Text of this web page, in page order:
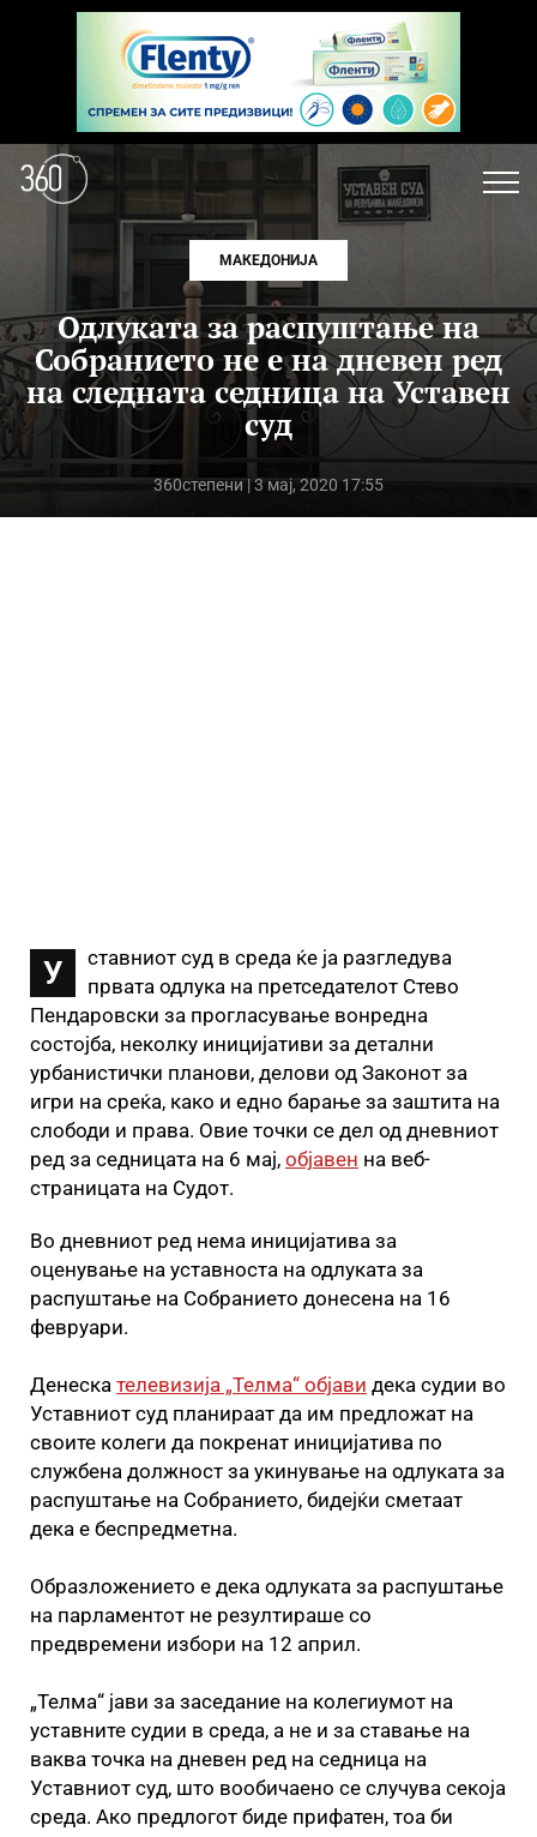
МАКЕДОНИЈА
Одлуката за распуштање на
Собранието не е на дневен ред
на следната седница на Уставен
суд
360степени | 3 мај, 2020 17:55
У
ставниот суд в среда ќе ја разгледува
првата одлука на претседателот Стево
Пендаровски за прогласување вонредна
состојба, неколку иницијативи за детални
урбанистички планови, делови од Законот за
игри на среќа, како и едно барање за заштита на
слободи и права. Овие точки се дел од дневниот
ред за седницата на 6 мај, објавен на веб-
страницата на Судот.
Во дневниот ред нема иницијатива за
оценување на уставноста на одлуката за
распуштање на Собранието донесена на 16
февруари.
Денеска телевизија „Телма“ објави дека судии во
Уставниот суд планираат да им предложат на
своите колеги да покренат иницијатива по
службена должност за укинување на одлуката за
распуштање на Собранието, бидејќи сметаат
дека е беспредметна.
Образложението е дека одлуката за распуштање
на парламентот не резултираше со
предвремени избори на 12 април.
„Телма“ јави за заседание на колегиумот на
уставните судии в среда, а не и за ставање на
ваква точка на дневен ред на седница на
Уставниот суд, што вообичаено се случува секоја
среда. Ако предлогот биде прифатен, тоа би